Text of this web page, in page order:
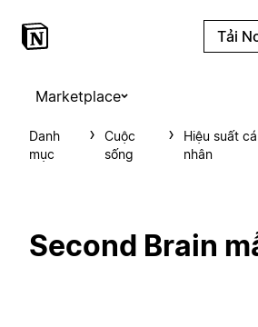
Tải
Marketplace
Danh
mục
Cuộc
sống
Hiệu suất cá
nhân
Second Brain